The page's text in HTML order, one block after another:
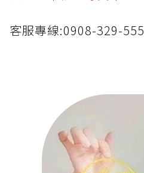
客服專線:0908-329-555